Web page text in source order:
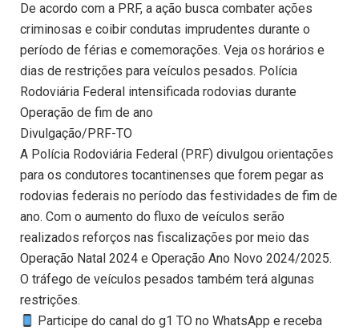
De acordo com a PRF, a ação busca combater ações
criminosas e coibir condutas imprudentes durante o
período de férias e comemorações. Veja os horários e
dias de restrições para veículos pesados. Polícia
Rodoviária Federal intensificada rodovias durante
Operação de fim de ano
Divulgação/PRF-TO
A Polícia Rodoviária Federal (PRF) divulgou orientações
para os condutores tocantinenses que forem pegar as
rodovias federais no período das festividades de fim de
ano. Com o aumento do fluxo de veículos serão
realizados reforços nas fiscalizações por meio das
Operação Natal 2024 e Operação Ano Novo 2024/2025.
O tráfego de veículos pesados também terá algunas
restrições.
Participe do canal do g1 TO no WhatsApp e receba